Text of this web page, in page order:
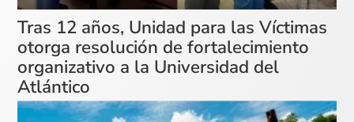
Tras 12 años, Unidad para las Víctimas
otorga resolución de fortalecimiento
organizativo a la Universidad del
Atlántico